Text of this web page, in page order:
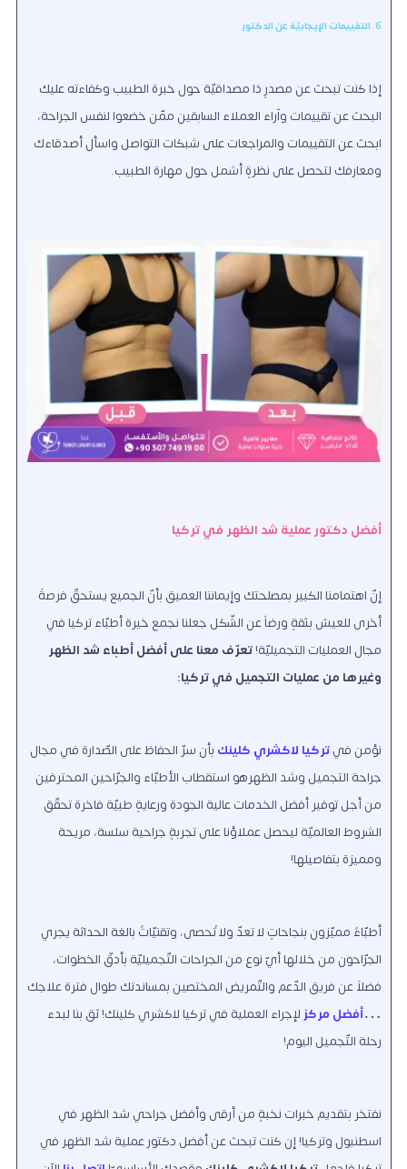
6. التقييمات الإيجابيّة عن الدكتور
إذا كنت تبحث عن مصدرٍ ذا مصداقيّة حول خبرة الطبيب وكفاءته عليك
البحث عن تقييمات وآراء العملاء السابقين ممّن خضعوا لنفس الجراحة،
ابحث عن التقييمات والمراجعات على شبكات التواصل واسأل أصدقاءك
ومعارفك لتحصل على نظرةٍ أشمل حول مهارة الطبيب.
أفضل دكتور عملية شد الظهر في تركيا
إنّ اهتمامنا الكبير بمصلحتك وإيماننا العميق بأنّ الجميع يستحقّ فرصةً
أخرى للعيش بثقةٍ ورضاً عن الشّكل جعلنا نجمع خيرة أطبّاء تركيا في
مجال العمليات التجميليّة!تعرّف معنا على أفضل أطباء شد الظهر
وغيرها من عمليات التجميل في تركيا:
نؤمن فيتركيا لاكشري كلينك بأن سرّ الحفاظ على الصّدارة في مجال
جراحة التجميل وشد الظهرهو استقطاب الأطبّاء والجرّاحين المحترفين
من أجل توفير أفضل الخدمات عالية الجودة ورعايةٍ طبيّة فاخرة تحقّق
الشروط العالميّة ليحصل عملاؤنا على تجربةٍ جراحية سلسة، مريحة
ومميزة بتفاصيلها!
أطبّاءٌ مميّزون بنجاحاتٍ لا تعدّ ولا تُحصى، وتقنيّاتٌ بالغة الحداثة يجري
الجرّاحون من خلالها أيّ نوعٍ من الجراحات التّجميليّة بأدقّ الخطوات،
فضلاً عن فريق الدّعم والتّمريض المختصين بمساندتك طوال فترة علاجك
…أفضل مركزلإجراء العملية في تركيا لاكشري كلينك! ثق بنا لبدء
رحلة التّجميل اليوم!
نفتخر بتقديم خبرات نخبةٍ من أرقى وأفضل جراحي شد الظهر في
اسطنبول وتركيا! إن كنت تبحث عن أفضل دكتور عملية شد الظهر في